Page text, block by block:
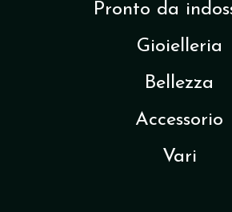
Pronto da
Gioielleria
Bellezza
Accessorio
Vari